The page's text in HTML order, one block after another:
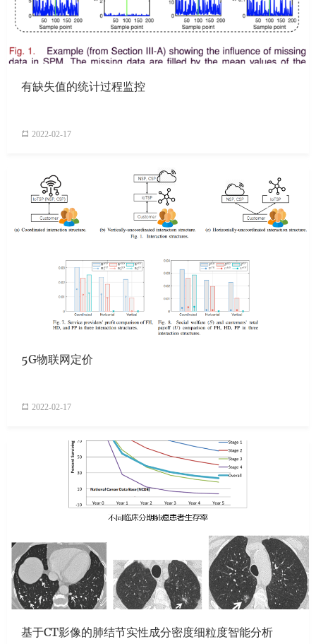
有缺失值的统计过程监控
2022-02-17
5G物联网定价
2022-02-17
基于CT影像的肺结节实性成分密度细粒度智能分析